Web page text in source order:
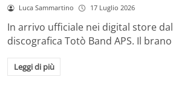
Luca Sammartino 17 Luglio 2026
In arrivo ufficiale nei digital store
discografica Totò Band APS. Il
Leggi di più